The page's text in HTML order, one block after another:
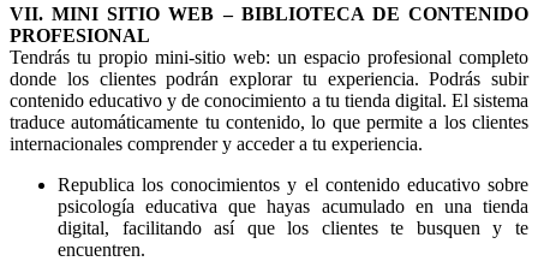
VII. MINI SITIO WEB – BIBLIOTECA DE CONTENIDO
PROFESIONAL
Tendrás tu propio mini-sitio web: un espacio profesional completo
donde los clientes podrán explorar tu experiencia. Podrás subir
contenido educativo y de conocimiento a tu tienda digital. El sistema
traduce automáticamente tu contenido, lo que permite a los clientes
internacionales comprender y acceder a tu experiencia.
Republica los conocimientos y el contenido educativo sobre
psicología educativa que hayas acumulado en una tienda
digital, facilitando así que los clientes te busquen y te
encuentren.